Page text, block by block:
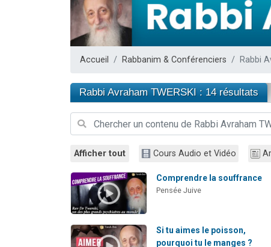
Il reste
3 personnes
2 personnes
2
4
Accueil Rabbanim & Conférenciers Rabbi
Rabbi Avraham TWERSKI : 14 résultats
Afficher tout Cours Audio et Vidéo
Comprendre la souffrance
Pensée Juive
Si tu aimes le poisson,
pourquoi tu le manges ?